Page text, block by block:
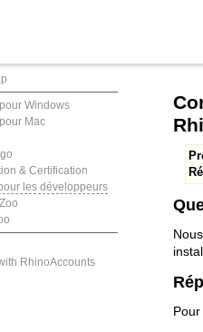
Windows
Mac
& Certification
les développeurs
RhinoAccounts